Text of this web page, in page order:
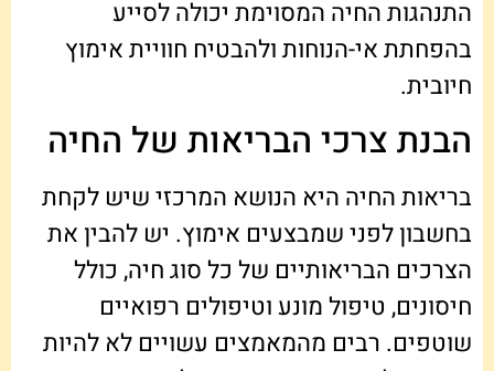
התנהגות החיה המסוימת יכולה לסייע
בהפחתת אי-הנוחות ולהבטיח חוויית אימוץ
חיובית.
הבנת צרכי הבריאות של החיה
בריאות החיה היא הנושא המרכזי שיש לקחת
בחשבון לפני שמבצעים אימוץ. יש להבין את
הצרכים הבריאותיים של כל סוג חיה, כולל
חיסונים, טיפול מונע וטיפולים רפואיים
שוטפים. רבים מהמאמצים עשויים לא להיות